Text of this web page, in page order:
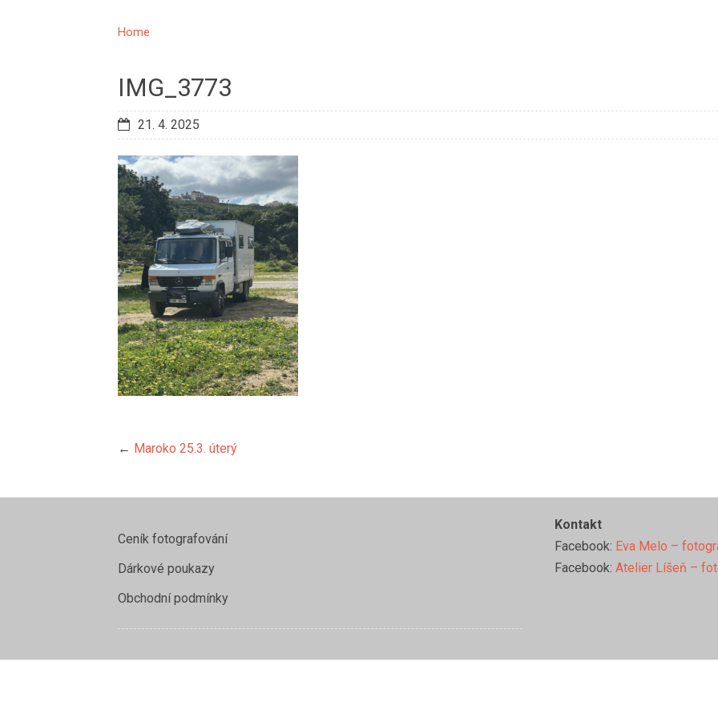
Home
IMG_3773
21. 4. 2025
← Maroko 25.3. úterý
Ceník fotografování
Dárkové poukazy
Obchodní podmínky
Kontakt
Facebook: Eva Melo –
Facebook: Atelier Líšeň –